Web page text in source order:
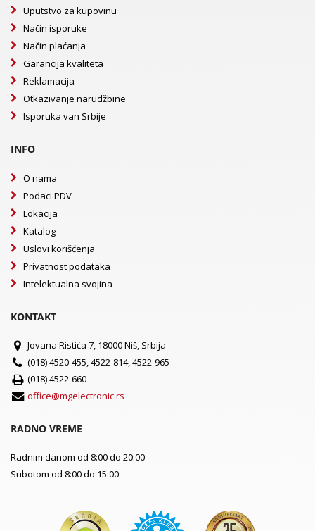
Uputstvo za kupovinu
Način isporuke
Način plaćanja
Garancija kvaliteta
Reklamacija
Otkazivanje narudžbine
Isporuka van Srbije
INFO
O nama
Podaci PDV
Lokacija
Katalog
Uslovi korišćenja
Privatnost podataka
Intelektualna svojina
KONTAKT
Jovana Ristića 7, 18000 Niš, Srbija
(018) 4520-455, 4522-814, 4522-965
(018) 4522-660
office@mgelectronic.rs
RADNO VREME
Radnim danom od 8:00 do 20:00
Subotom od 8:00 do 15:00